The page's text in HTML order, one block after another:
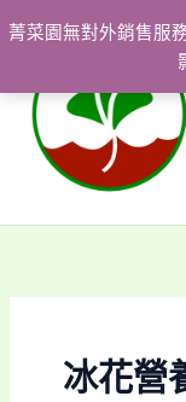
菁菜園無對外銷售服
至
要
冰花營